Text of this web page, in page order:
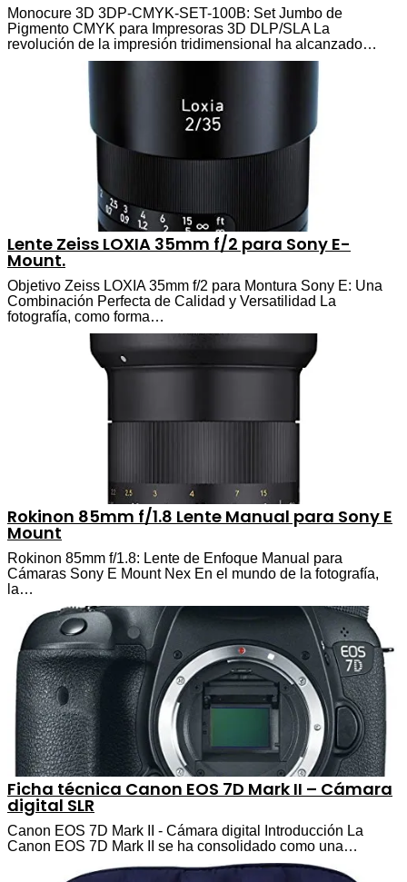
Monocure 3D 3DP-CMYK-SET-100B: Set Jumbo de
Pigmento CMYK para Impresoras 3D DLP/SLA La
revolución de la impresión tridimensional ha alcanzado…
Lente Zeiss LOXIA 35mm f/2 para Sony E-
Mount.
Objetivo Zeiss LOXIA 35mm f/2 para Montura Sony E: Una
Combinación Perfecta de Calidad y Versatilidad La
fotografía, como forma…
Rokinon 85mm f/1.8 Lente Manual para Sony E
Mount
Rokinon 85mm f/1.8: Lente de Enfoque Manual para
Cámaras Sony E Mount Nex En el mundo de la fotografía,
la…
Ficha técnica Canon EOS 7D Mark II – Cámara
digital SLR
Canon EOS 7D Mark II - Cámara digital Introducción La
Canon EOS 7D Mark II se ha consolidado como una…